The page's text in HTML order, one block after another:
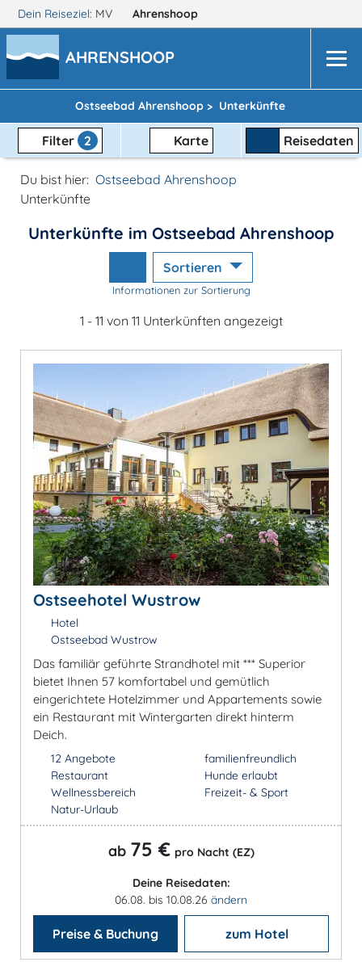
Dein Reiseziel: MV Ahrenshoop
AHRENSHOOP
Ostseebad Ahrenshoop > Unterkünfte
Filter 2 Karte Reisedaten
Du bist hier: Ostseebad Ahrenshoop
Unterkünfte
Unterkünfte im Ostseebad Ahrenshoop
Sortieren
Informationen zur Sortierung
1 - 11 von 11 Unterkünften angezeigt
Ostseehotel Wustrow
Hotel
Ostseebad Wustrow
Das familiär geführte Strandhotel mit *** Superior
bietet Ihnen 57 komfortabel und gemütlich
eingerichtete Hotelzimmer und Appartements sowie
ein Restaurant mit Wintergarten direkt hinterm
Deich.
12 Angebote
Restaurant
Wellnessbereich
Natur-Urlaub
familienfreundlich
Hunde erlaubt
Freizeit- & Sport
ab 75 € pro Nacht (EZ)
Deine Reisedaten:
06.08. bis 10.08.26 ändern
Preise & Buchung zum Hotel